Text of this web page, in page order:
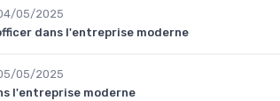
05/2025
dans l'entreprise moderne
05/2025
l'entreprise moderne